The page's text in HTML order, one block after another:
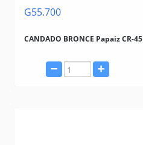
G55.700
CANDADO BRONCE Papaiz CR-45